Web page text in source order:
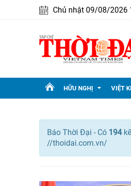
Chủ nhật 09/08/2026
HỮU NGHỊ VIỆT
Báo Thời Đại - Có 194
//thoidai.com.vn/